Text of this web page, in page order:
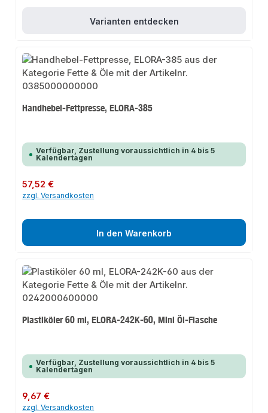
Varianten entdecken
Handhebel-Fettpresse, ELORA-385
Verfügbar, Zustellung voraussichtlich in 4 bis 5
Kalendertagen
Regulärer Preis:
57,52 €
zzgl. Versandkosten
In den Warenkorb
Plastiköler 60 ml, ELORA-242K-60, Mini Öl-Flasche
Verfügbar, Zustellung voraussichtlich in 4 bis 5
Kalendertagen
Regulärer Preis:
9,67 €
zzgl. Versandkosten